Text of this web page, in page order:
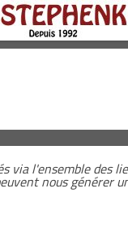
via l'ensemble des
nous générer